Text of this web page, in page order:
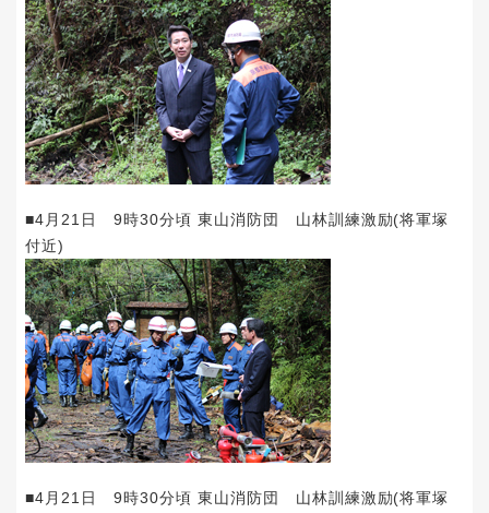
■4月21日 9時30分頃 東山消防団 山林訓練激励(将軍塚
付近)
■4月21日 9時30分頃 東山消防団 山林訓練激励(将軍塚